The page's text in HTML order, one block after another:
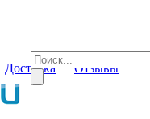
Доставка Отзывы